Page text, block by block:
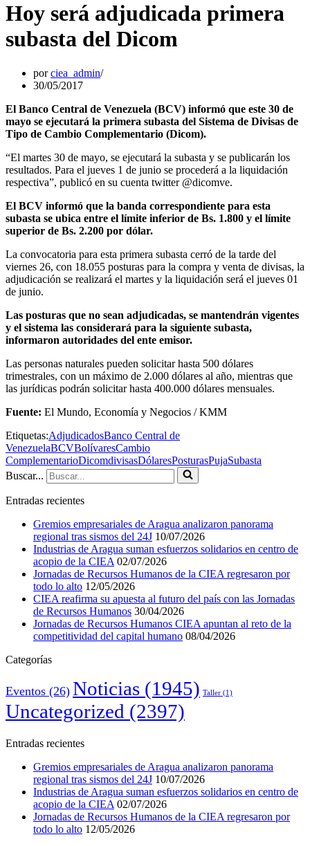
Hoy será adjudicada primera
subasta del Dicom
porciea_admin
30/05/2017
El Banco Central de Venezuela (BCV) informó que este 30 de
mayo se ejecutará la primera subasta del Sistema de Divisas de
Tipo de Cambio Complementario (Dicom).
“El martes 30 de mayo, se ejecutará la subasta y se publicarán los
resultados. Para el jueves 1 de junio se procederá a la liquidación
respectiva”, publicó en su cuenta twitter @dicomve.
El BCV informó que la banda correspondiente para esta
subasta se ubica entre el límite inferior de Bs. 1.800 y el límite
superior de Bs. 2.200 por dólar.
La convocatoria para esta primera subasta cerró de la tarde del
viernes 26, con 18.055 posturas para la compra y venta de divisas, la
adjudicación se realizará el martes y la liquidación será el jueves 01
de junio.
Las posturas que no sean adjudicadas, se mantendrán vigentes
y el sistema las considerará para la siguiente subasta,
informaron autoridades del ente emisor.
Las personas naturales pueden solicitar hasta 500 dólares
trimestrales, con un máximo de 2.000 dólares al año, mientras que
las jurídicas podrán solicitar hasta 400.000 dólares mensuales.
Fuente: El Mundo, Economía y Negocios / KMM
Etiquetas:AdjudicadosBanco Central de
VenezuelaBCVBolívaresCambio
ComplementarioDicomdivisasDólaresPosturasPujaSubasta
Buscar...
Entradas recientes
Gremios empresariales de Aragua analizaron panorama
regional tras sismos del 24J 10/07/2026
Industrias de Aragua suman esfuerzos solidarios en centro de
acopio de la CIEA 02/07/2026
Jornadas de Recursos Humanos de la CIEA regresaron por
todo lo alto 12/05/2026
CIEA reafirma su apuesta al futuro del país con las Jornadas
de Recursos Humanos 30/04/2026
Jornadas de Recursos Humanos CIEA apuntan al reto de la
competitividad del capital humano 08/04/2026
Categorías
Eventos (26) Noticias (1945) Taller (1)
Uncategorized (2397)
Entradas recientes
Gremios empresariales de Aragua analizaron panorama
regional tras sismos del 24J 10/07/2026
Industrias de Aragua suman esfuerzos solidarios en centro de
acopio de la CIEA 02/07/2026
Jornadas de Recursos Humanos de la CIEA regresaron por
todo lo alto 12/05/2026